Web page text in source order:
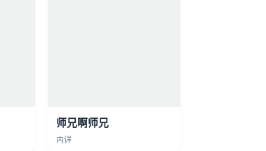
师兄啊师兄
内详